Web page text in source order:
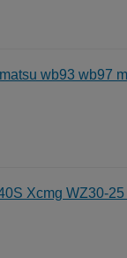
wb93 wb97
Xcmg WZ30-